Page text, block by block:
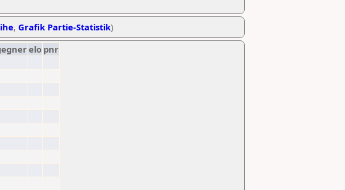
, Grafik Partie-Statistik)
elo pnr